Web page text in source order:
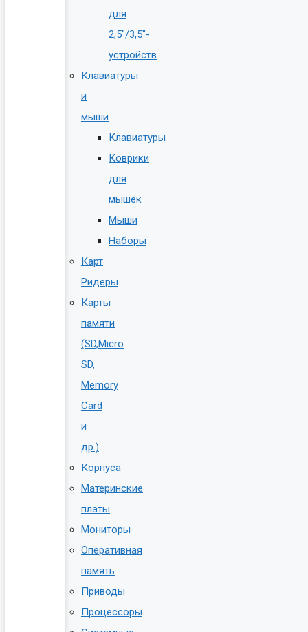
для
2,5″/3,5″-
устройств
Клавиатуры
и
мыши
Клавиатуры
Коврики
для
мышек
Мыши
Наборы
Карт
Ридеры
Карты
памяти
(SD,Micro
SD,
Memory
Card
и
др.)
Корпуса
Материнские
платы
Мониторы
Оперативная
память
Приводы
Процессоры